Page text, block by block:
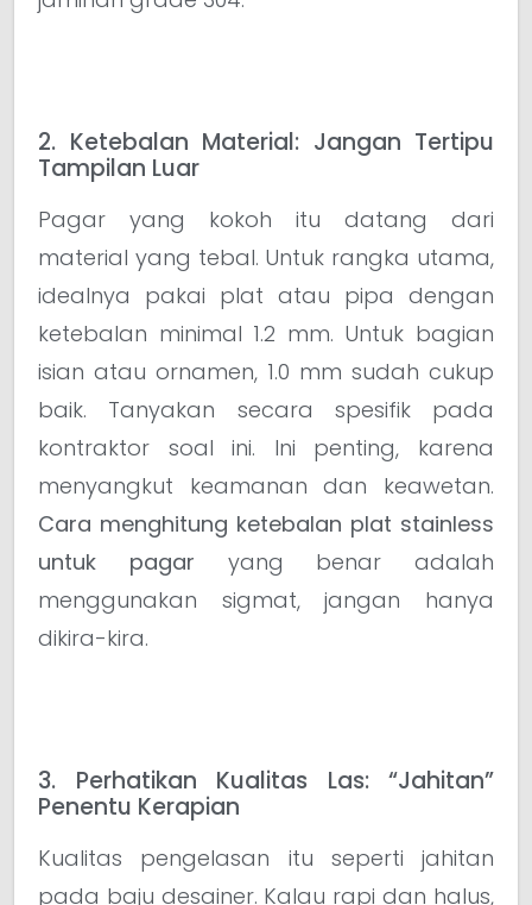
2. Ketebalan Material: Jangan Tertipu
Tampilan Luar
Pagar yang kokoh itu datang dari
material yang tebal. Untuk rangka utama,
idealnya pakai plat atau pipa dengan
ketebalan minimal 1.2 mm. Untuk bagian
isian atau ornamen, 1.0 mm sudah cukup
baik. Tanyakan secara spesifik pada
kontraktor soal ini. Ini penting, karena
menyangkut keamanan dan keawetan.
Cara menghitung ketebalan plat stainless
untuk pagar yang benar adalah
menggunakan sigmat, jangan hanya
dikira-kira.
3. Perhatikan Kualitas Las: “Jahitan”
Penentu Kerapian
Kualitas pengelasan itu seperti jahitan
pada baju desainer. Kalau rapi dan halus,